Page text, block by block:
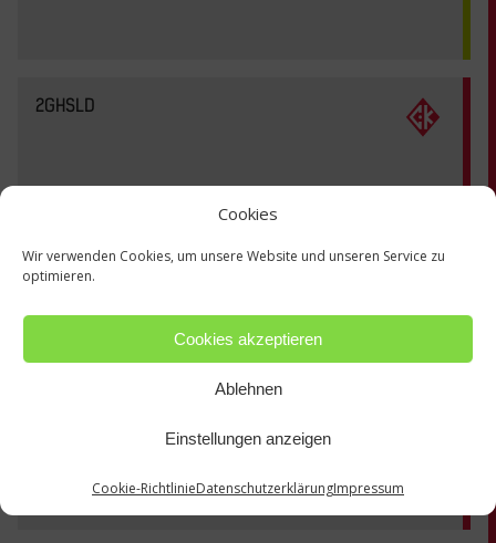
Cookies
Wir verwenden Cookies, um unsere Website und unseren Service zu
optimieren.
Cookies akzeptieren
Ablehnen
Einstellungen anzeigen
Cookie-RichtlinieDatenschutzerklärungImpressum
2GHSLD